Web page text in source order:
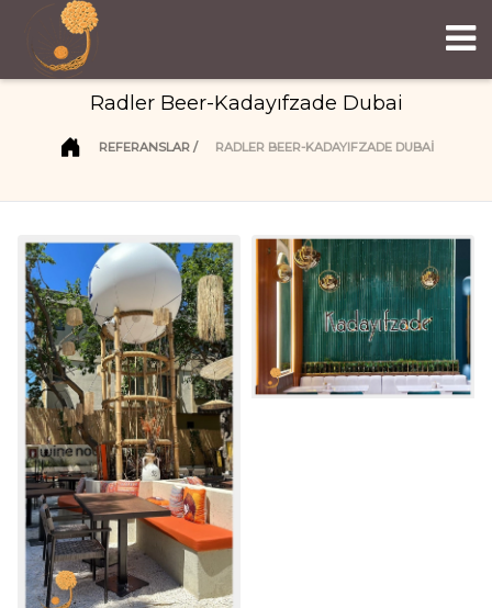
Radler Beer-Kadayıfzade Dubai
REFERANSLAR RADLER BEER-KADAYIFZADE DUBAI